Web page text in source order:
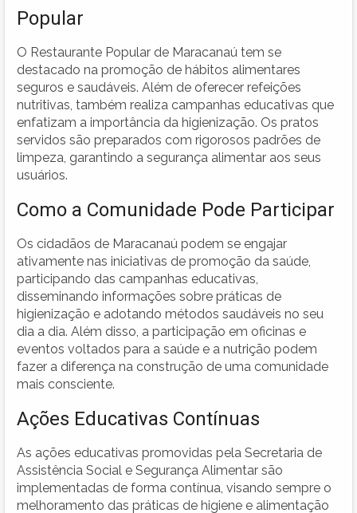
Popular
O Restaurante Popular de Maracanaú tem se
destacado na promoção de hábitos alimentares
seguros e saudáveis. Além de oferecer refeições
nutritivas, também realiza campanhas educativas que
enfatizam a importância da higienização. Os pratos
servidos são preparados com rigorosos padrões de
limpeza, garantindo a segurança alimentar aos seus
usuários.
Como a Comunidade Pode Participar
Os cidadãos de Maracanaú podem se engajar
ativamente nas iniciativas de promoção da saúde,
participando das campanhas educativas,
disseminando informações sobre práticas de
higienização e adotando métodos saudáveis no seu
dia a dia. Além disso, a participação em oficinas e
eventos voltados para a saúde e a nutrição podem
fazer a diferença na construção de uma comunidade
mais consciente.
Ações Educativas Contínuas
As ações educativas promovidas pela Secretaria de
Assistência Social e Segurança Alimentar são
implementadas de forma contínua, visando sempre o
melhoramento das práticas de higiene e alimentação